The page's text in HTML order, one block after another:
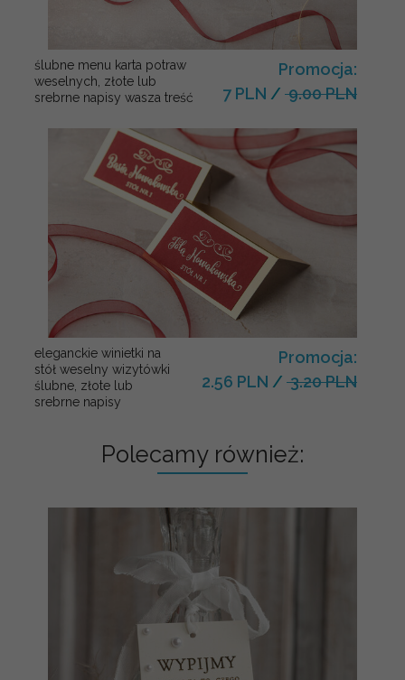
ślubne menu karta potraw
weselnych, złote lub
srebrne napisy wasza treść
Promocja:
7 PLN / 9.00 PLN
eleganckie winietki na
stół weselny wizytówki
ślubne, złote lub
srebrne napisy
Promocja:
2.56 PLN / 3.20 PLN
Polecamy również: